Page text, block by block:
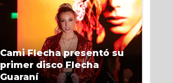
Cami Flecha presentó su
primer disco Flecha
Guaraní